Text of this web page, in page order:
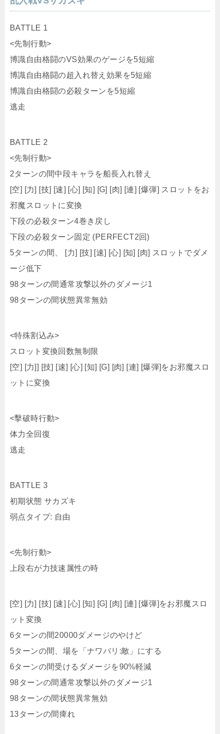
博識自由格闘のVS効果のゲージを5短縮
博識自由格闘の超入れ替え効果を5短縮
博識自由格闘の必殺ターンを5短縮
逃走
BATTLE 2
<先制行動>
[空] [力] [技] [速] [心] [知] [G] [肉] [連] [爆弾] スロットをお
邪魔スロットに変換
下段の必殺ターン4巻き戻し
下段の必殺ターン固定 (PERFECT2回)
5ターンの間、 [力] [技] [速] [心] [知] [肉] スロットでダメ
ージ低下
98ターンの間通常攻撃以外のダメージ1
98ターンの間状態異常無効
<特殊割込み>
スロット変換回数無制限
ットに変換
<擊破時行動>
体力全回復
BATTLE 3
初期状態 サカズキ
<先制行動>
上段右が力技速属性の時
[空] [力] [技] [速] [心] [知] [G] [肉] [連] [爆弾]をお邪魔スロ
ット変換
5ターンの間、場を「ナワバリ:敵」にする
6ターンの間受けるダメージを90%軽減
98ターンの間通常攻撃以外のダメージ1
98ターンの間状態異常無効
13ターンの間痺れ
<先制行動>
上段右が心知属性の時